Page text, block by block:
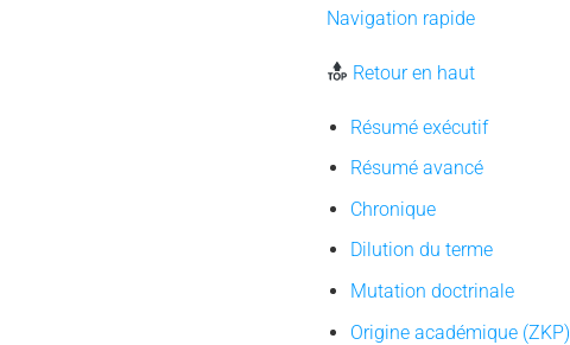
Navigation rapide
Retour en haut
Résumé exécutif
Résumé avancé
Chronique
Dilution du terme
Mutation doctrinale
Origine académique (ZKP)